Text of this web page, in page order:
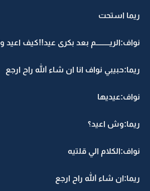
ريما استحت
نواف:الريـــــــــم بعد بكرى عيد!!كيف
ريما:حبيبي نواف انا ان شاء الله راح ارجع
نواف:عيديها
ريما:وش اعيد؟
نواف:الكلام الي قلتيه
ريما:ان شاء الله راح ارجع